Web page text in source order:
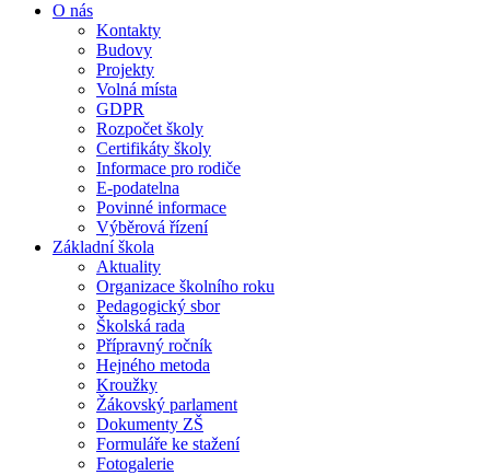
O nás
Kontakty
Budovy
Projekty
Volná místa
GDPR
Rozpočet školy
Certifikáty školy
Informace pro rodiče
E-podatelna
Povinné informace
Výběrová řízení
Základní škola
Aktuality
Organizace školního roku
Pedagogický sbor
Školská rada
Přípravný ročník
Hejného metoda
Kroužky
Žákovský parlament
Dokumenty ZŠ
Formuláře ke stažení
Fotogalerie